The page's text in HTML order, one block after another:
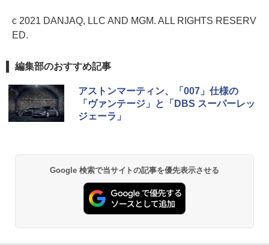
c 2021 DANJAQ, LLC AND MGM. ALL RIGHTS RESERV
ED.
編集部のおすすめ記事
アストンマーティン、「007」仕様の
「ヴァンテージ」と「DBS スーパーレッ
ジェーラ」
Google 検索で当サイトの記事を優先表示させる